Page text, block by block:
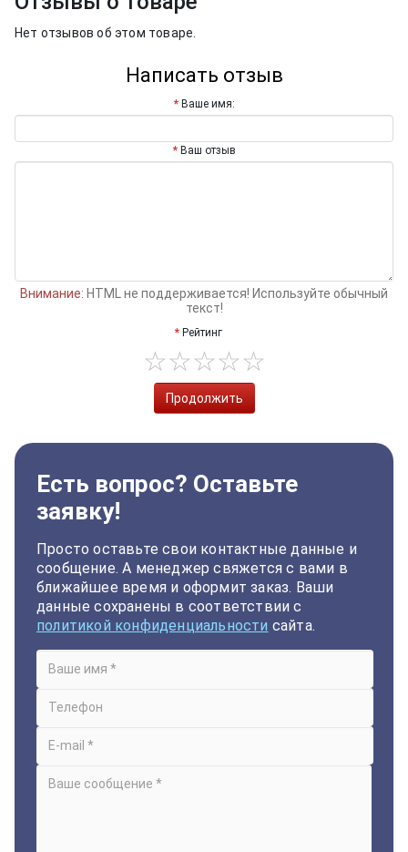
Нет отзывов об этом товаре.
Написать отзыв
Ваше имя:
Ваш отзыв
Внимание: HTML не поддерживается! Используйте обычный
текст!
Рейтинг
Продолжить
Есть вопрос? Оставьте
заявку!
Просто оставьте свои контактные данные и
сообщение. А менеджер свяжется с вами в
ближайшее время и оформит заказ. Ваши
данные сохранены в соответствии с
политикой конфиденциальности сайта.